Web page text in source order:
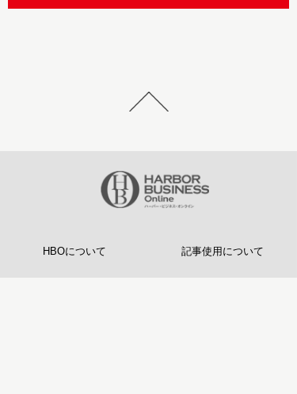
HBOについて 記事使用について